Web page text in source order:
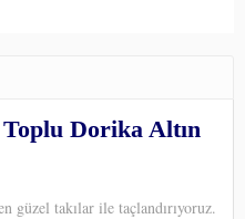
Dorika Altın
güzel takılar ile taçlandırıyoruz.